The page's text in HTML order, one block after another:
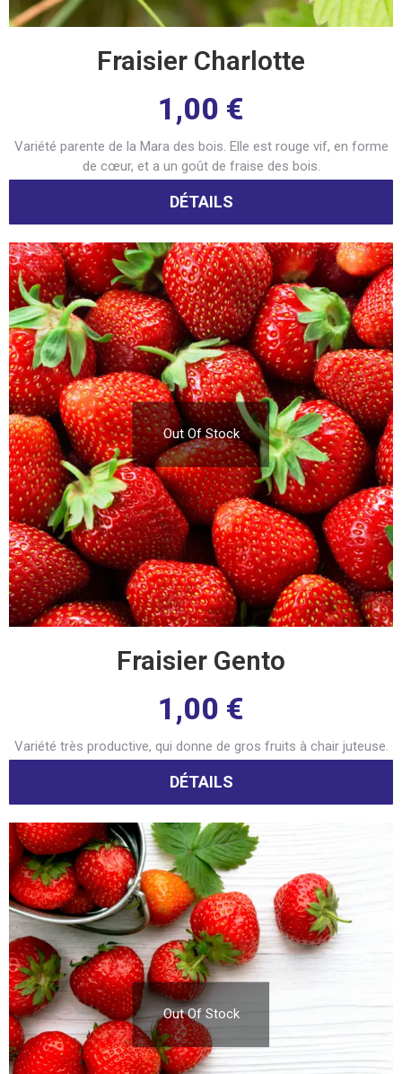
Fraisier Charlotte
1,00 €
Variété parente de la Mara des bois. Elle est rouge vif, en forme
de cœur, et a un goût de fraise des bois.
DÉTAILS
Out Of Stock
Fraisier Gento
1,00 €
Variété très productive, qui donne de gros fruits à chair juteuse.
DÉTAILS
Out Of Stock